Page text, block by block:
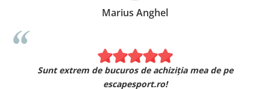
Marius Anghel
Sunt extrem de bucuros de achiziția mea de pe
escapesport.ro!